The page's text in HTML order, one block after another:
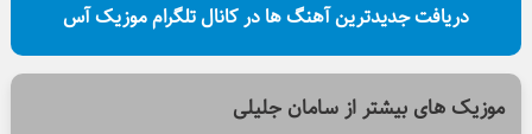
دریافت جدیدترین آهنگ ها در کانال تلگرام موزیک آس
موزیک های بیشتر از سامان جلیلی